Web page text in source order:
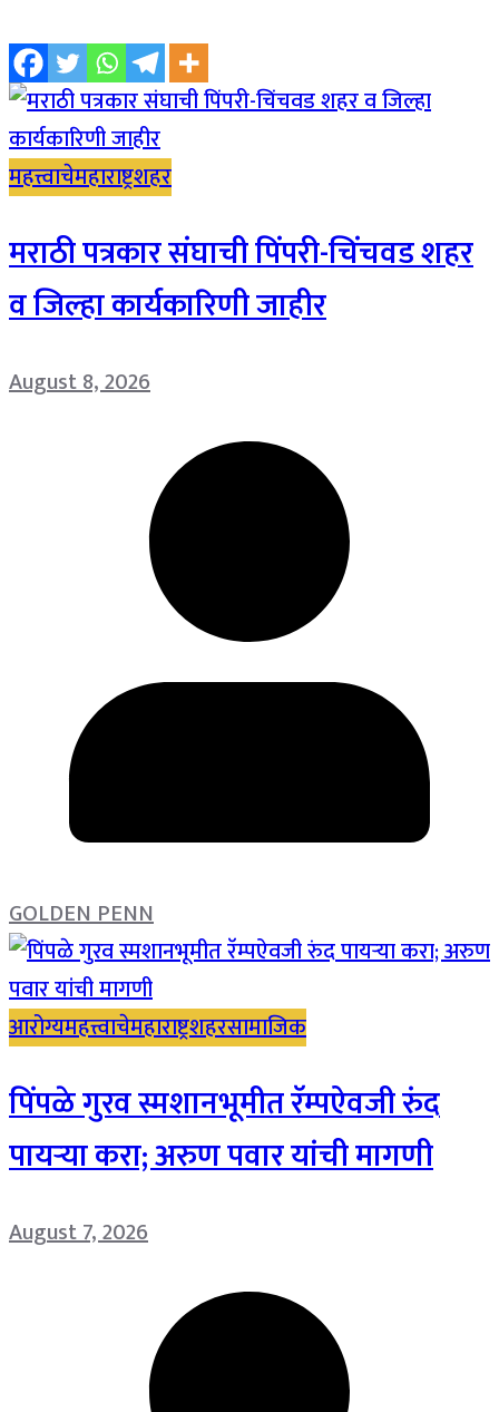
महत्त्वाचेमहाराष्ट्रशहर
मराठी पत्रकार संघाची पिंपरी-चिंचवड शहर
व जिल्हा कार्यकारिणी जाहीर
August 8, 2026
GOLDEN PENN
आरोग्यमहत्त्वाचेमहाराष्ट्रशहरसामाजिक
पिंपळे गुरव स्मशानभूमीत रॅम्पऐवजी रुंद
पायऱ्या करा; अरुण पवार यांची मागणी
August 7, 2026